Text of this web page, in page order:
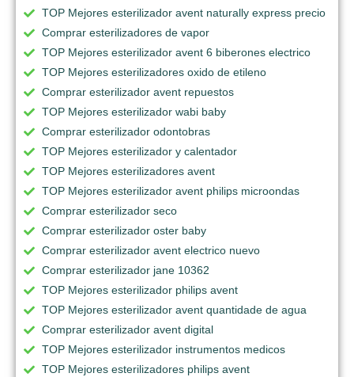
TOP Mejores esterilizador avent naturally express precio
Comprar esterilizadores de vapor
TOP Mejores esterilizador avent 6 biberones electrico
TOP Mejores esterilizadores oxido de etileno
Comprar esterilizador avent repuestos
TOP Mejores esterilizador wabi baby
Comprar esterilizador odontobras
TOP Mejores esterilizador y calentador
TOP Mejores esterilizadores avent
TOP Mejores esterilizador avent philips microondas
Comprar esterilizador seco
Comprar esterilizador oster baby
Comprar esterilizador avent electrico nuevo
Comprar esterilizador jane 10362
TOP Mejores esterilizador philips avent
TOP Mejores esterilizador avent quantidade de agua
Comprar esterilizador avent digital
TOP Mejores esterilizador instrumentos medicos
TOP Mejores esterilizadores philips avent